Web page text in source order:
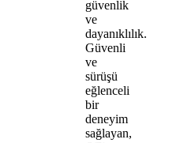
güvenlik
ve
dayanıklılık.
Güvenli
ve
sürüşü
eğlenceli
bir
deneyim
sağlayan,